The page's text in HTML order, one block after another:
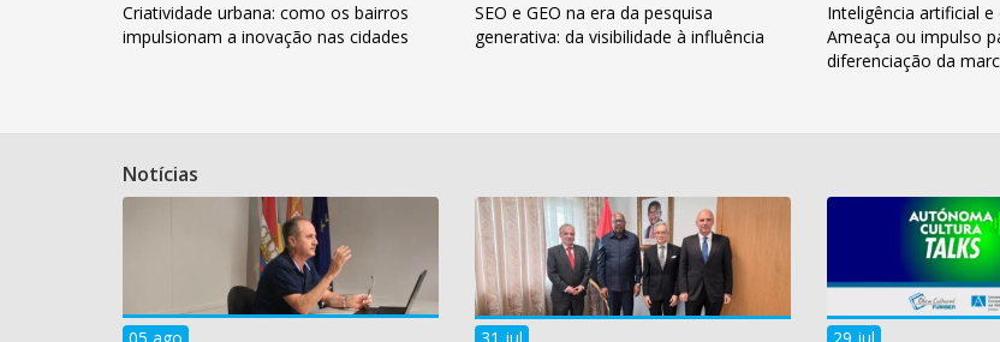
Criatividade urbana: como os bairros
impulsionam a inovação nas cidades
SEO e GEO na era da pesquisa
generativa: da visibilidade à influência
Inteligência artificial e
Ameaça ou impulso
diferenciação da
Notícias